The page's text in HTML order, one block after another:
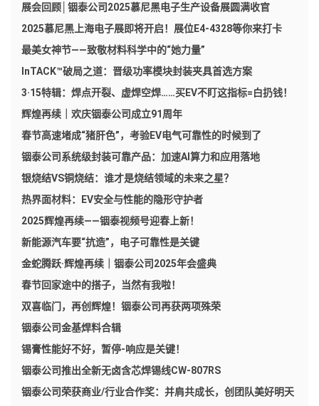
展会回顾│铟泰公司2025慕尼黑电子生产设备展圆满收官
2025慕尼黑上海电子展即将开启！展位E4-4328等你来打卡
最美女神节——致敬材料科学中的“她力量”
InTACK™破局之道：晋级功率模块封装夹具首选方案
3·15特辑：焊点开裂、虚焊空焊……买EV不盯这指标=白扔钱！
辉煌再续｜欢庆铟泰公司成立91周年
春节高速堵成“猪肝色”，考验EV电气可靠性的时候到了
铟泰公司系统级封装可靠产品：加速AI算力和应用落地
银烧结VS铜烧结：谁才是烧结领域的未来之星？
热界面材料：EV安全与性能的隐形守护者
2025辉煌再续——铟泰视频号迎春上新！
新能源汽车要“抗造”，电子可靠性是关键
金蛇腾跃·辉煌再续｜铟泰公司2025年会盛典
春节回家途中的搭子，当然有我啦！
双喜临门，再创辉煌！铟泰公司再获两项殊荣
铟泰公司金基焊料合辑
锡膏性能好不好，暂停-响应是关键！
铟泰公司推出全新无卤含芯焊锡线CW-807RS
铟泰公司荣获商业/行业合作奖：并肩共成长，创团队美好明天